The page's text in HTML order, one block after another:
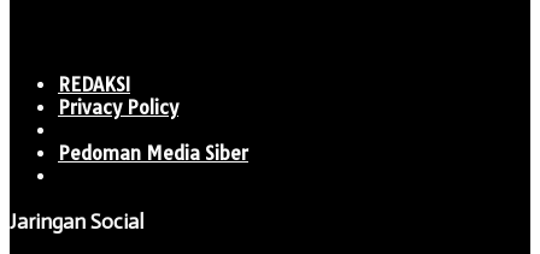
REDAKSI
Privacy Policy
Pedoman Media Siber
Jaringan Social